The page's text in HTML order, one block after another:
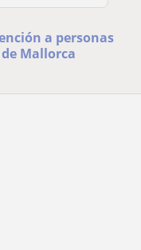
a personas
Mallorca